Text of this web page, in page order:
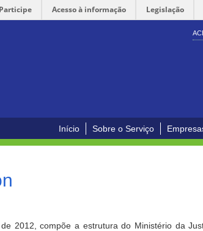
Participe Acesso à informação Legislação
Início Sobre o Serviço
2012, compõe a estrutura do Ministério da